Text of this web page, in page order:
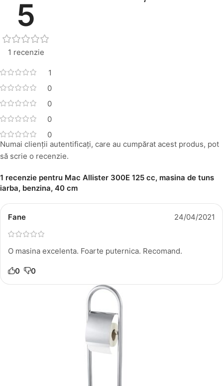
5
1 recenzie
1
0
0
0
0
1 recenzie pentru Mac Allister 300E 125 cc, masina de tuns
iarba, benzina, 40 cm
Fane 24/04/2021
O masina excelenta. Foarte puternica. Recomand.
0 0
Numai clienții autentificați, care au cumpărat acest produs, pot
să scrie o recenzie.